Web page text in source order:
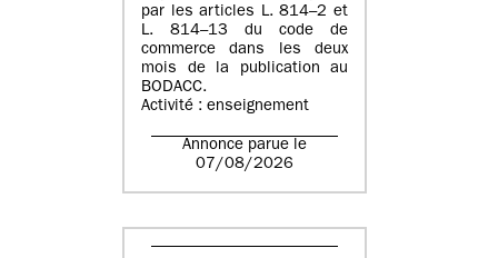
par les articles L. 814–2 et
L. 814–13 du code de
commerce dans les deux
mois de la publication au
BODACC.
Activité : enseignement
Annonce parue le
07/08/2026